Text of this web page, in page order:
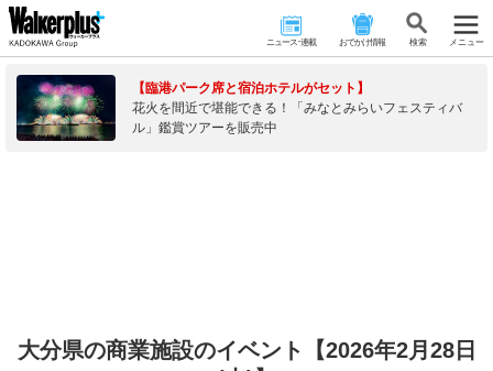
ニュース･連載 おでかけ情報 検 索 メニュー
【臨港パーク席と宿泊ホテルがセット】
花火を間近で堪能できる！「みなとみらいフェスティバ
ル」鑑賞ツアーを販売中
大分県の商業施設のイベント【2026年2月28日